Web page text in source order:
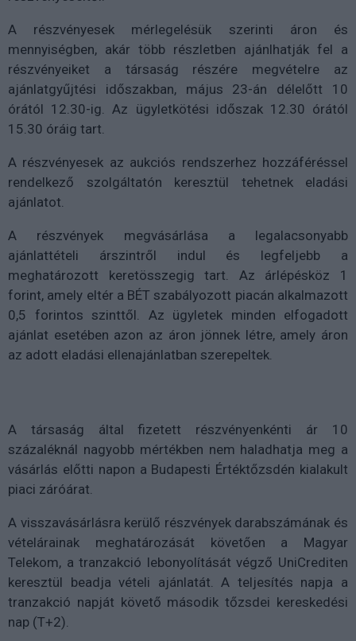
A részvényesek mérlegelésük szerinti áron és
mennyiségben, akár több részletben ajánlhatják fel a
részvényeiket a társaság részére megvételre az
ajánlatgyűjtési időszakban, május 23-án délelőtt 10
órától 12.30-ig. Az ügyletkötési időszak 12.30 órától
15.30 óráig tart.
A részvényesek az aukciós rendszerhez hozzáféréssel
rendelkező szolgáltatón keresztül tehetnek eladási
ajánlatot.
A részvények megvásárlása a legalacsonyabb
ajánlattételi árszintről indul és legfeljebb a
meghatározott keretösszegig tart. Az árlépésköz 1
forint, amely eltér a BÉT szabályozott piacán alkalmazott
0,5 forintos szinttől. Az ügyletek minden elfogadott
ajánlat esetében azon az áron jönnek létre, amely áron
az adott eladási ellenajánlatban szerepeltek.
A társaság által fizetett részvényenkénti ár 10
százaléknál nagyobb mértékben nem haladhatja meg a
vásárlás előtti napon a Budapesti Értéktőzsdén kialakult
piaci záróárat.
A visszavásárlásra kerülő részvények darabszámának és
vételárainak meghatározását követően a Magyar
Telekom, a tranzakció lebonyolítását végző UniCrediten
keresztül beadja vételi ajánlatát. A teljesítés napja a
tranzakció napját követő második tőzsdei kereskedési
nap (T+2).